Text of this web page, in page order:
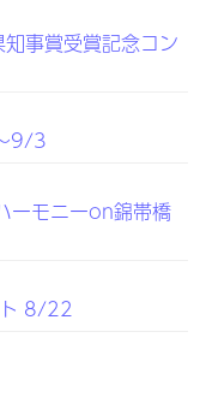
事賞受賞記念コン
9/3
モニーon錦帯橋
ト 8/22